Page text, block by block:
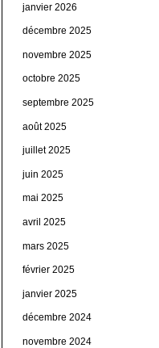
janvier 2026
décembre 2025
novembre 2025
octobre 2025
septembre 2025
août 2025
juillet 2025
juin 2025
mai 2025
avril 2025
mars 2025
février 2025
janvier 2025
décembre 2024
novembre 2024